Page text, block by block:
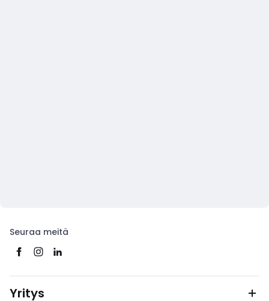
Seuraa meitä
Yritys